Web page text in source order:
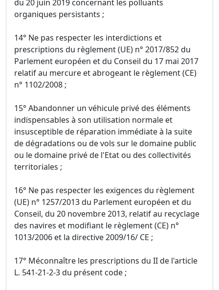
du 20 juin 2019 concernant les polluants
organiques persistants ;
14° Ne pas respecter les interdictions et
prescriptions du règlement (UE) n° 2017/852 du
Parlement européen et du Conseil du 17 mai 2017
relatif au mercure et abrogeant le règlement (CE)
n° 1102/2008 ;
15° Abandonner un véhicule privé des éléments
indispensables à son utilisation normale et
insusceptible de réparation immédiate à la suite
de dégradations ou de vols sur le domaine public
ou le domaine privé de l'Etat ou des collectivités
territoriales ;
16° Ne pas respecter les exigences du règlement
(UE) n° 1257/2013 du Parlement européen et du
Conseil, du 20 novembre 2013, relatif au recyclage
des navires et modifiant le règlement (CE) n°
1013/2006 et la directive 2009/16/ CE ;
17° Méconnaître les prescriptions du II de l'article
L. 541-21-2-3 du présent code ;